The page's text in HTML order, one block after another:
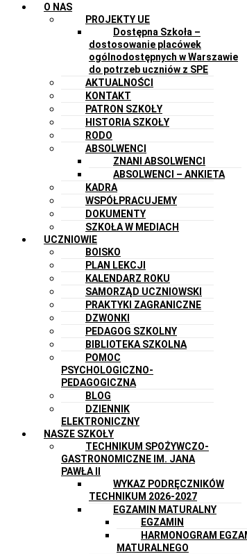
O NAS
PROJEKTY UE
Dostępna Szkoła –
dostosowanie placówek
ogólnodostępnych w Warszawie
do potrzeb uczniów z SPE
AKTUALNOŚCI
KONTAKT
PATRON SZKOŁY
HISTORIA SZKOŁY
RODO
ABSOLWENCI
ZNANI ABSOLWENCI
ABSOLWENCI – ANKIETA
KADRA
WSPÓŁPRACUJEMY
DOKUMENTY
SZKOŁA W MEDIACH
UCZNIOWIE
BOISKO
PLAN LEKCJI
KALENDARZ ROKU
SAMORZĄD UCZNIOWSKI
PRAKTYKI ZAGRANICZNE
DZWONKI
PEDAGOG SZKOLNY
BIBLIOTEKA SZKOLNA
POMOC
PSYCHOLOGICZNO-
PEDAGOGICZNA
BLOG
DZIENNIK
ELEKTRONICZNY
NASZE SZKOŁY
TECHNIKUM SPOŻYWCZO-
GASTRONOMICZNE IM. JANA
PAWŁA II
WYKAZ PODRĘCZNIKÓW
TECHNIKUM 2026-2027
EGZAMIN MATURALNY
EGZAMIN
HARMONOGRAM
MATURALNEGO